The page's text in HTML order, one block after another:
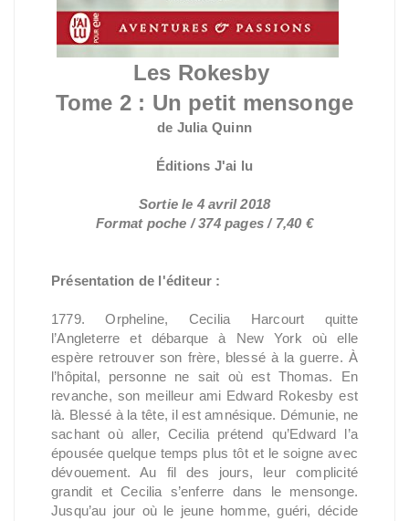
Les Rokesby
Tome 2 : Un petit mensonge
de Julia Quinn
Éditions J'ai lu
Sortie le 4 avril 2018
Format poche / 374 pages / 7,40 €
Présentation de l'éditeur :
1779. Orpheline, Cecilia Harcourt quitte
l’Angleterre et débarque à New York où elle
espère retrouver son frère, blessé à la guerre. À
l’hôpital, personne ne sait où est Thomas. En
revanche, son meilleur ami Edward Rokesby est
là. Blessé à la tête, il est amnésique. Démunie, ne
sachant où aller, Cecilia prétend qu’Edward l’a
épousée quelque temps plus tôt et le soigne avec
dévouement. Au fil des jours, leur complicité
grandit et Cecilia s’enferre dans le mensonge.
Jusqu’au jour où le jeune homme, guéri, décide